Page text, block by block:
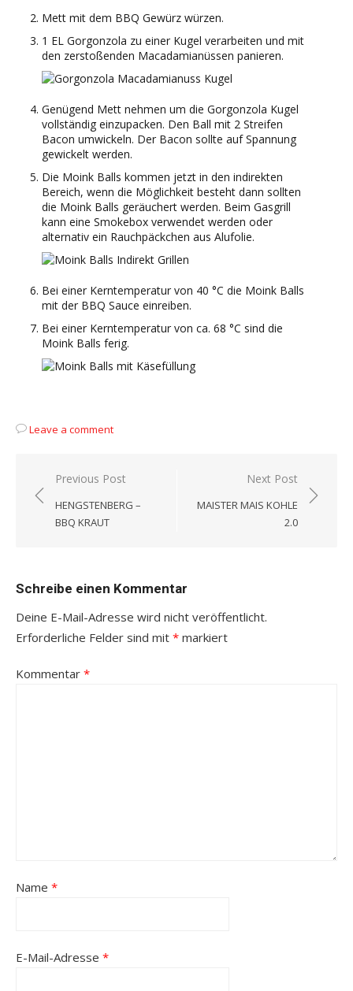
Mett mit dem BBQ Gewürz würzen.
1 EL Gorgonzola zu einer Kugel verarbeiten und mit
den zerstoßenden Macadamianüssen panieren.
Genügend Mett nehmen um die Gorgonzola Kugel
vollständig einzupacken. Den Ball mit 2 Streifen
Bacon umwickeln. Der Bacon sollte auf Spannung
gewickelt werden.
Die Moink Balls kommen jetzt in den indirekten
Bereich, wenn die Möglichkeit besteht dann sollten
die Moink Balls geräuchert werden. Beim Gasgrill
kann eine Smokebox verwendet werden oder
alternativ ein Rauchpäckchen aus Alufolie.
Bei einer Kerntemperatur von 40 °C die Moink Balls
mit der BBQ Sauce einreiben.
Bei einer Kerntemperatur von ca. 68 °C sind die
Moink Balls ferig.
Leave a comment
Beitragsnavigation
Previous Post
HENGSTENBERG –
BBQ KRAUT
Next Post
MAISTER MAIS KOHLE
2.0
Schreibe einen Kommentar
Deine E-Mail-Adresse wird nicht veröffentlicht.
Erforderliche Felder sind mit * markiert
Kommentar *
Name *
E-Mail-Adresse *